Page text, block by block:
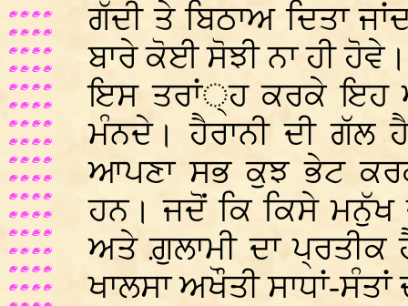
ਗੱਦੀ ਤੇ ਬਿਠਾਅ ਦਿਤਾ
ਬਾਰੇ ਕੋਈ ਸੋਝੀ ਨਾ ਹੀ ਹੋਵੇ।
ਇਸ ਤਰਾਂ੍ਹ ਕਰਕੇ ਇਹ
ਮੰਨਦੇ। ਹੈਰਾਨੀ ਦੀ ਗੱਲ
ਆਪਣਾ ਸਭ ਕੁਝ ਭੇਟ
ਹਨ। ਜਦੋਂ ਕਿ ਕਿਸੇ ਮਨੁੱਖ
ਅਤੇ ਗ਼ੁਲਾਮੀ ਦਾ
ਖਾਲਸਾ ਅਖੌਤੀ ਸਾਧਾਂ-